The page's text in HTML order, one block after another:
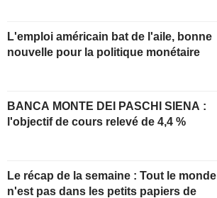
L'emploi américain bat de l'aile, bonne
nouvelle pour la politique monétaire
BANCA MONTE DEI PASCHI SIENA :
l'objectif de cours relevé de 4,4 %
Le récap de la semaine : Tout le monde
n'est pas dans les petits papiers de